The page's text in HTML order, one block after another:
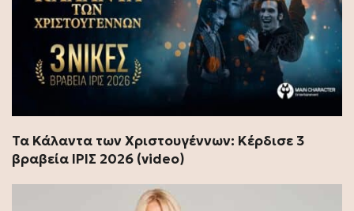
Τα Κάλαντα των Χριστουγέννων: Κέρδισε 3
βραβεία ΊΡΙΣ 2026 (video)